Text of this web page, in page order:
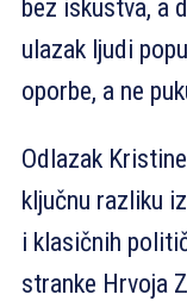
bez iskustva, a
ulazak ljudi
oporbe, a ne
Odlazak
ključnu razliku
i klasičnih
stranke Hrvoja